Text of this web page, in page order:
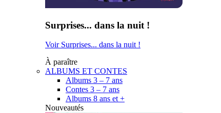
Surprises... dans la nuit !
Voir Surprises... dans la nuit !
À paraître
ALBUMS ET CONTES
Albums 3 – 7 ans
Contes 3 – 7 ans
Albums 8 ans et +
Nouveautés